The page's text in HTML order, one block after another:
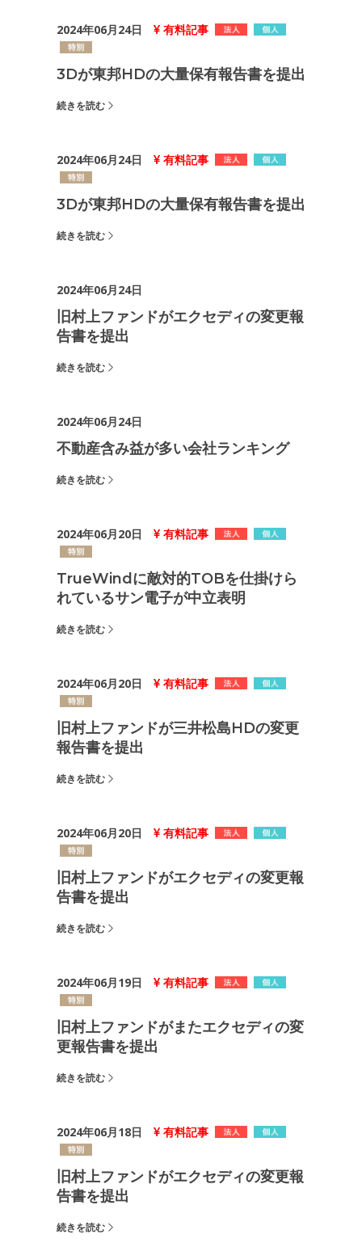
2024年06月24日 有料記事
3Dが東邦HDの大量保有報告書を提出
続きを読む
2024年06月24日 有料記事
3Dが東邦HDの大量保有報告書を提出
続きを読む
2024年06月24日
旧村上ファンドがエクセディの変更報
告書を提出
続きを読む
2024年06月24日
不動産含み益が多い会社ランキング
続きを読む
2024年06月20日 有料記事
TrueWindに敵対的TOBを仕掛けら
れているサン電子が中立表明
続きを読む
2024年06月20日 有料記事
旧村上ファンドが三井松島HDの変更
報告書を提出
続きを読む
2024年06月20日 有料記事
旧村上ファンドがエクセディの変更報
告書を提出
続きを読む
2024年06月19日 有料記事
旧村上ファンドがまたエクセディの変
更報告書を提出
続きを読む
2024年06月18日 有料記事
旧村上ファンドがエクセディの変更報
告書を提出
続きを読む